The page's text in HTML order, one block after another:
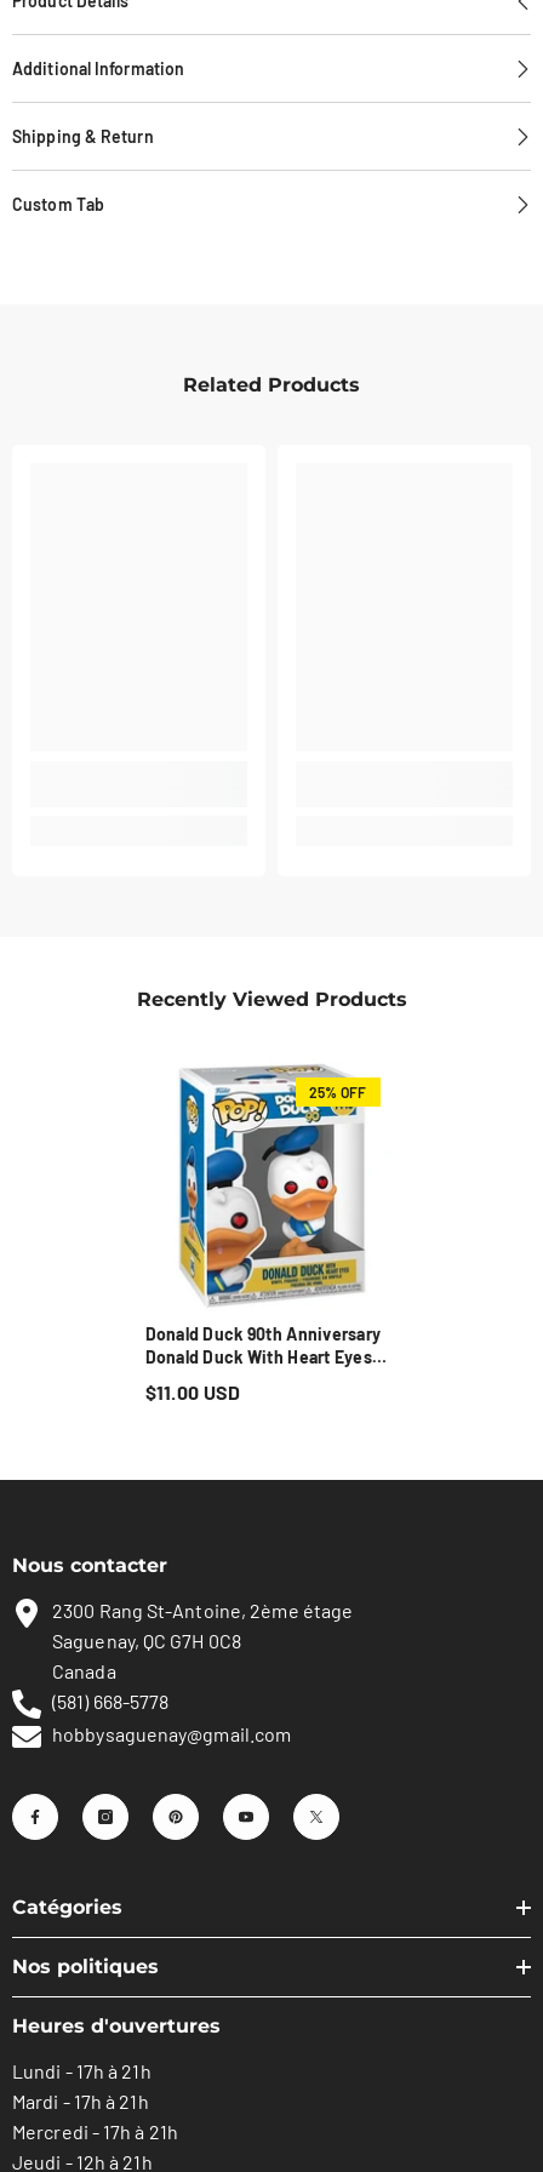
Additional Information
Shipping & Return
Custom Tab
Related Products
Recently Viewed Products
25% OFF
Donald Duck 90th Anniversary
Donald Duck With Heart Eyes
$11.00 USD
Nous contacter
2300 Rang St-Antoine, 2ème étage
Saguenay, QC G7H 0C8
Canada
(581) 668-5778
hobbysaguenay@gmail.com
Catégories
Nos politiques
Heures d'ouvertures
Lundi - 17h à 21h
Mardi - 17h à 21h
Mercredi - 17h à 21h
Jeudi - 12h à 21h